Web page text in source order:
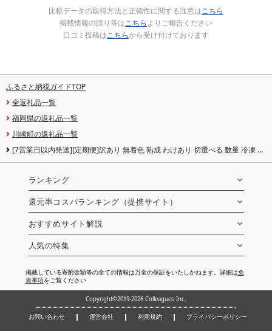
比較データの取得方法と正確性に関する注意はこちら
掲載情報の誤り等はこちらよりご報告ください
口コミ投稿はこちらから受け付けております
ふるさと納税ガイドTOP
全返礼品一覧
福岡県の返礼品一覧
川崎町の返礼品一覧
[7営業日以内発送][定期便]訳あり 無着色 熟成 わけあり 切選べる 数量 冷凍 め
鮮 ご飯のお供 米 にあう 魚介類 メンタイコ 魚介 人気 おすすめ おかず 博多 明
太子 福岡県 川崎町
ランキング
還元率コスパランキング（提携サイト）
おすすめサイト解説
人気の特集
掲載している寄附金額等の全ての情報は万全の保証をいたしかねます。詳細は免
責事項をご覧ください
Copyright©2019-2026 Colleagues Inc.
お問い合わせ 運営会社 利用規約 プライバシーポリシー